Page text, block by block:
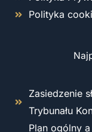
Polityka
Zasiedzenie
Trybunału
Plan ogólny